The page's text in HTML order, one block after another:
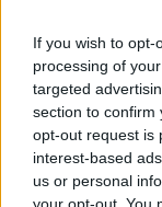
If you wish to
processing of
targeted
section to confirm
opt-out request is
interest-based
us or personal
your opt-out. You
BELFÖLD
Összeomlás
A teljes éves
cseréjére
A magyar